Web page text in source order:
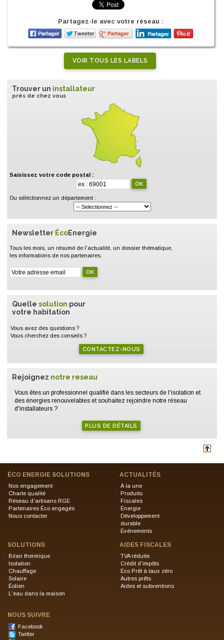
Partagez-le avec votre réseau :
VOIR TOUS LES LABELS
Trouver un installateur
près de chez vous
Saisissez votre code postal :
Ou séléctionnez un département :
Newsletter ÉcoEnergie
Tous les mois, un résumé de l'actualité, un dossier thématique,
les informations de nos partenaires.
Quelle solution pour
votre habitation
Vous avez des questions ?
Vous cherchez des conseils ?
CONTACTEZ-NOUS
Rejoignez notre reseau
Vous êtes un professionnel qualifié dans les secteurs de l'isolation et
des énergies renouvelables et souhaitez rejoindre notre réseau
d'installateurs ?
PLUS DE DÉTAILS
ÉCO ENERGIE SOLUTIONS
Nos engagement
Charte qualité
Réseau d'artisans RGE
Partenaires Éco engagés
Nous contacter
ACTUALITÉS
À la une
Produits
Fiscales
Énergie
Développement
durable
Événements
SOLUTIONS
Bilan thermique
Isolation
Chauffage
Solaire
Éolien
L'eau dans la maison
AIDES FISCALES
TVA réduite
Crédit d'impôts
Éco Prêt à taux zéro
Autres prêts
Aides et subventions
NOUS SUIVRE
Facebook
Twitter